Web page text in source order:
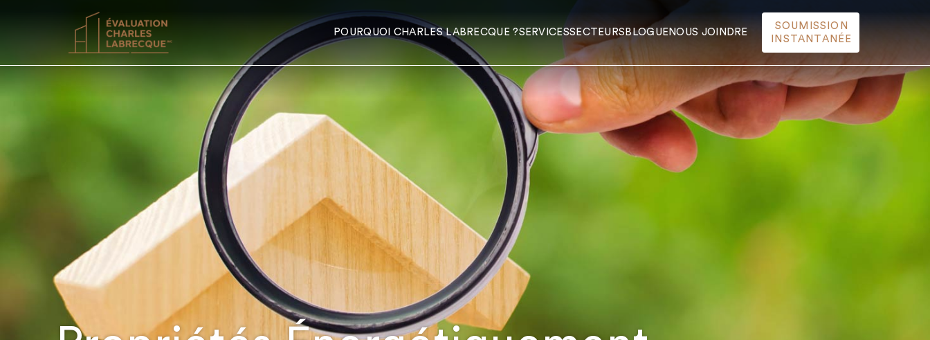
POURQUOI CHARLES LABRECQUE ?SERVICESSECTEURS BLOGUE NOUS JOINDRE
SOUMISSION
INSTANTANÉE